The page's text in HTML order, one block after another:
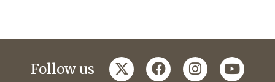
Follow us twitterfacebookinstagramyoutube